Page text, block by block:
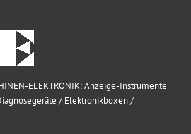
ELEKTRONIK: Anzeige-Instrumente
/ Elektronikboxen /